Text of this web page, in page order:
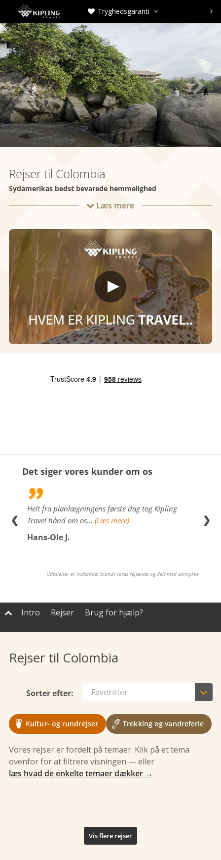
 Tryghedsgaranti  
 
Rejser til Colombia
Sydamerikas bedst bevarede hemmelighed
 Læs mere
Det siger vores kunder om os
Helt fra planlægningens første dag tog Kipling
Travel hånd om os... (Læs mere)
Hans-Ole J.
❮ ❯
Udtalelser er indsamlet blandt vores rejsende og delt med samtykke
 Intro Rejser Brug for hjælp?
Rejser til Colombia
Sorter efter: Favoritter 
Kultur- og rundrejser Trekking og vandreferie
Vores rejser er fordelt på temaer. Klik på et tema
ovenfor for at filtrere visningen — eller
læs hvad de enkelte temaer dækker →
og badeferie
14 dage fra 32.998,-
Aktive Colombia med Lost City
Vis flere rejser